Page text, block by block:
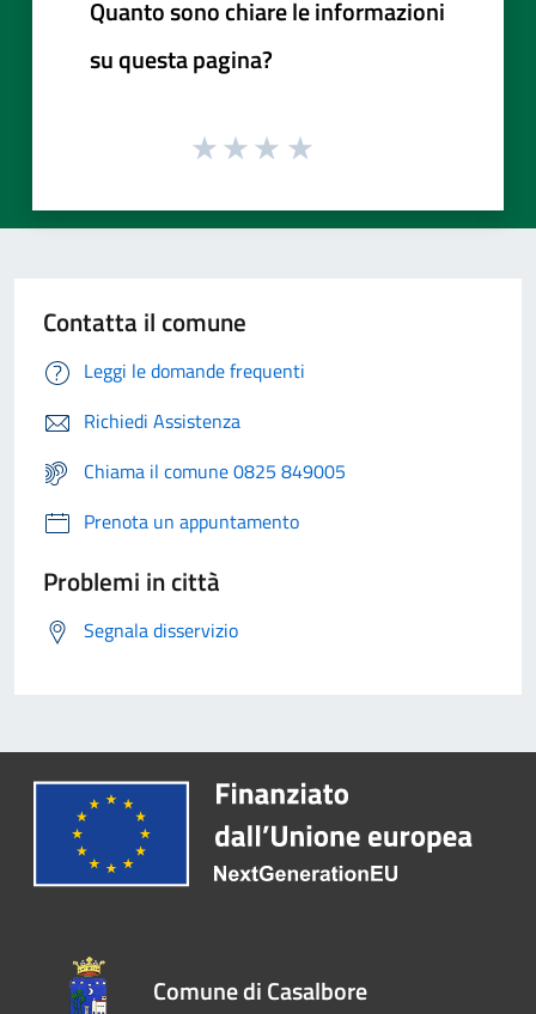
Quanto sono chiare le informazioni
su questa pagina?
Contatta il comune
Leggi le domande frequenti
Richiedi Assistenza
Chiama il comune 0825 849005
Prenota un appuntamento
Problemi in città
Segnala disservizio
Comune di Casalbore